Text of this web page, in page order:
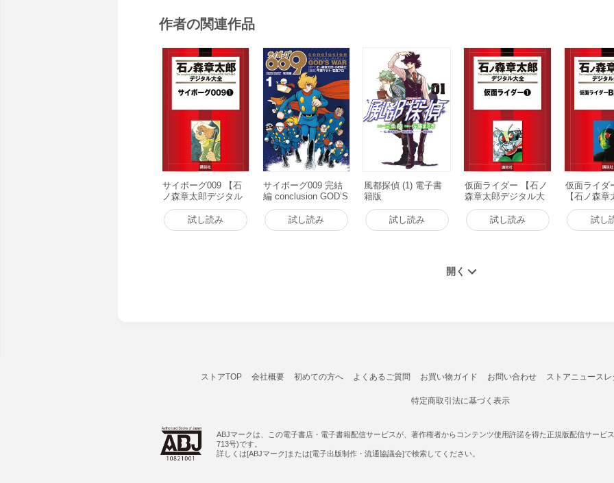
作者の関連作品
サイボーグ009 【石
ノ森章太郎デジタル
大全】 (1) 電子書籍
版
試し読み
サイボーグ009 完結
編 conclusion GOD’S
WAR (1) 電子書籍版
試し読み
風都探偵 (1) 電子書
籍版
試し読み
仮面ライダー 【石ノ
森章太郎デジタル大
全】 (1) 電子書籍版
試し読み
仮面ライダ
【石ノ森
タル大全
書籍版試し
ストアTOP 会社概要 初めての方へ よくあるご質問 お買い物ガイド お問い合わせ ストアニュースレ
特定商取引法に基づく表示
ABJマークは、この電子書店・電子書籍配信サービスが、著作権者からコンテンツ使用許諾を得た正規版配信サービ
713号)です。
詳しくは[ABJマーク]または[電子出版制作・流通協議会]で検索してください。